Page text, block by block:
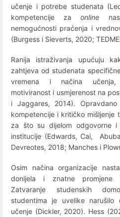
učenje i potrebe studenata
kompetencije zaonline
nemogućnosti praćenja i
(Burgess i Sieverts, 2020;
Ranija istraživanja upućuju
zahtjeva od studenata
vremena i načina učenja,
motiviranost i usmjerenost na
i Jaggares, 2014).
kompetencije i kritičko mišljenje
za što su dijelom odgovorne
institucije (Edwards, Cai,
Devreotes, 2018; Manches i
Osim načina organizacije
donijela i znatne promjene
Zatvaranje studenskih
studentima je uvelike
učenje (Dickler, 2020). Hess